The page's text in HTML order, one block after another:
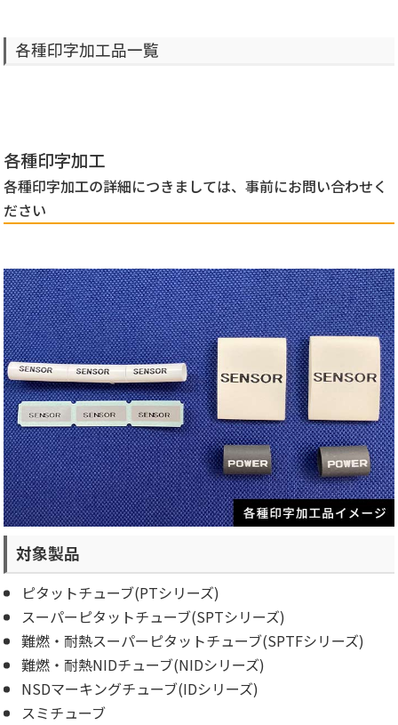
各種印字加工品一覧
各種印字加工
各種印字加工の詳細につきましては、事前にお問い合わせく
ださい
対象製品
ピタットチューブ(PTシリーズ)
スーパーピタットチューブ(SPTシリーズ)
難燃・耐熱スーパーピタットチューブ(SPTFシリーズ)
難燃・耐熱NIDチューブ(NIDシリーズ)
NSDマーキングチューブ(IDシリーズ)
スミチューブ